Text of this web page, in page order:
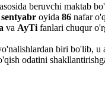
beruvchi maktab
oyida 86 nafar
va AyTi fanlari chuqur
biri bo'lib,
odatini